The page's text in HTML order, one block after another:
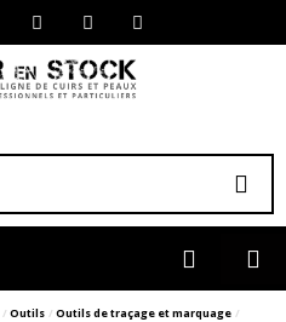
Outils Outils de traçage et marquage